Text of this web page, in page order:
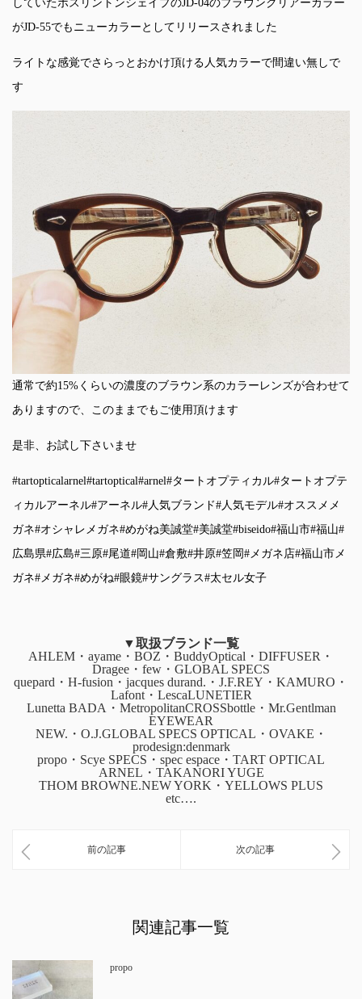
していたボスリントンシェイプのJD-04のブラウンクリアーカラー
がJD-55でもニューカラーとしてリリースされました
ライトな感覚でさらっとおかけ頂ける人気カラーで間違い無しで
す
通常で約15%くらいの濃度のブラウン系のカラーレンズが合わせて
ありますので、このままでもご使用頂けます
是非、お試し下さいませ
#tartopticalarnel#tartoptical#arnel#タートオプティカル#タートオプテ
ィカルアーネル#アーネル#人気ブランド#人気モデル#オススメメ
ガネ#オシャレメガネ#めがね美誠堂#美誠堂#biseido#福山市#福山#
広島県#広島#三原#尾道#岡山#倉敷#井原#笠岡 #メガネ店#福山市メ
ガネ#メガネ#めがね#眼鏡#サングラス#太セル女子
▼取扱ブランド一覧
AHLEM・ayame・BOZ・BuddyOptical・DIFFUSER・
Dragee・few・GLOBAL SPECS
quepard・H-fusion・jacques durand.・J.F.REY・KAMURO・
Lafont・LescaLUNETIER
Lunetta BADA・MetropolitanCROSSbottle・Mr.Gentlman
EYEWEAR
NEW.・O.J.GLOBAL SPECS OPTICAL・OVAKE・
prodesign:denmark
propo・Scye SPECS・spec espace・TART OPTICAL
ARNEL・TAKANORI YUGE
THOM BROWNE.NEW YORK・YELLOWS PLUS
etc….
前の記事 次の記事
関連記事一覧
propo